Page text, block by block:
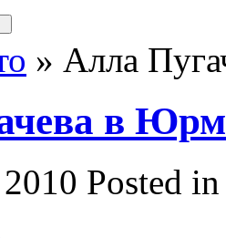
» Алла
в
Posted